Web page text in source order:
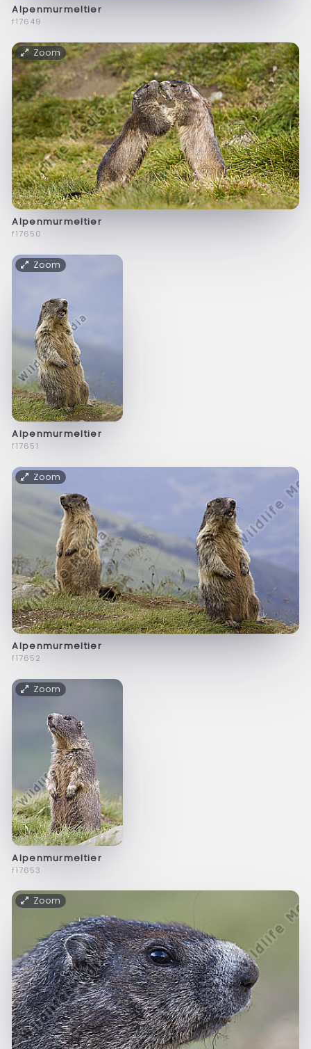
Alpenmurmeltier
f17649
Zoom
Alpenmurmeltier
f17650
Zoom
Alpenmurmeltier
f17651
Zoom
Alpenmurmeltier
f17652
Zoom
Alpenmurmeltier
f17653
Zoom